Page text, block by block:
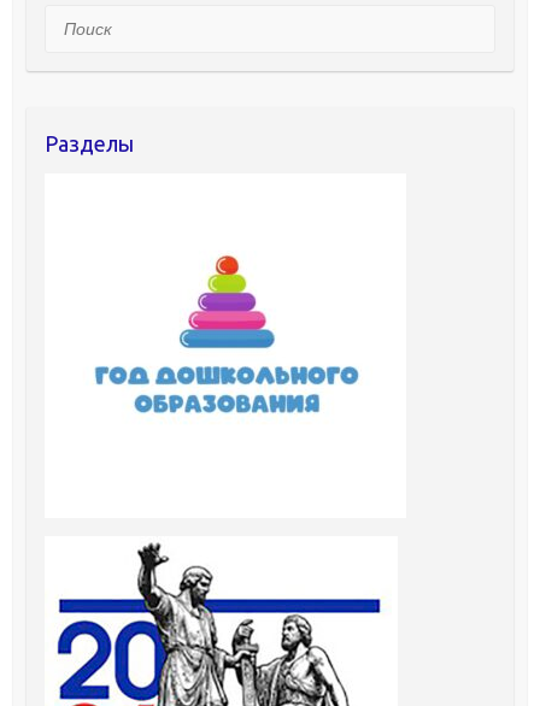
Поиск
Разделы